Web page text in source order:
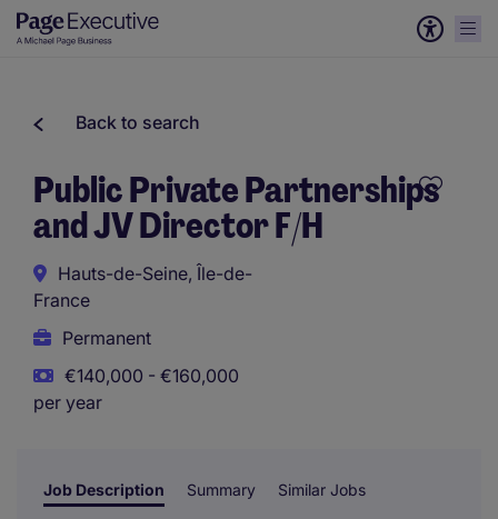
Back to search
Public Private Partnerships
and JV Director F/H
Hauts-de-Seine, Île-de-
France
Permanent
€140,000 - €160,000
per year
Job Description Summary Similar Jobs